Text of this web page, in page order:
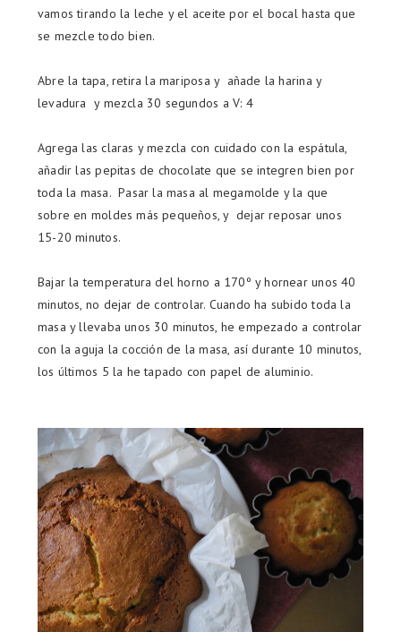
vamos tirando la leche y el aceite por el bocal hasta que
se mezcle todo bien.
Abre la tapa, retira la mariposa y añade la harina y
levadura y mezcla 30 segundos a V: 4
Agrega las claras y mezcla con cuidado con la espátula,
añadir las pepitas de chocolate que se integren bien por
toda la masa. Pasar la masa al megamolde y la que
sobre en moldes más pequeños, y dejar reposar unos
15-20 minutos.
Bajar la temperatura del horno a 170º y hornear unos 40
minutos, no dejar de controlar. Cuando ha subido toda la
masa y llevaba unos 30 minutos, he empezado a controlar
con la aguja la cocción de la masa, así durante 10 minutos,
los últimos 5 la he tapado con papel de aluminio.